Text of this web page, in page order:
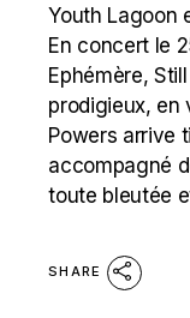
Youth Lagoon
En concert le
Ephémère,
prodigieux, en
Powers arrive
accompagné
toute bleutée
SHARE